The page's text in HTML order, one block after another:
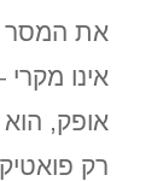
את המסר
אינו
אופק, הוא
רק